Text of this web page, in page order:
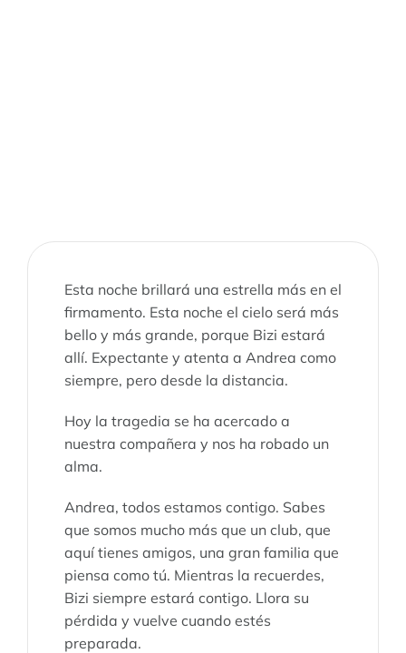
Esta noche brillará una estrella más en el
firmamento. Esta noche el cielo será más
bello y más grande, porque Bizi estará
allí. Expectante y atenta a Andrea como
siempre, pero desde la distancia.
Hoy la tragedia se ha acercado a
nuestra compañera y nos ha robado un
alma.
Andrea, todos estamos contigo. Sabes
que somos mucho más que un club, que
aquí tienes amigos, una gran familia que
piensa como tú. Mientras la recuerdes,
Bizi siempre estará contigo. Llora su
pérdida y vuelve cuando estés
preparada.